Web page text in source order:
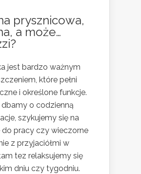
prysznicowa,
a może…
jest bardzo ważnym
które pełni
i określone funkcje.
o codzienną
szykujemy się na
do pracy czy wieczorne
z przyjaciółmi w
tez relaksujemy się
dniu czy tygodniu.